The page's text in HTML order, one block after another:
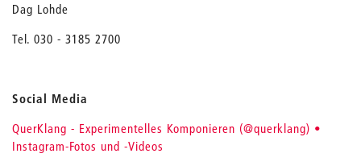
Dag Lohde
Tel. 030 - 3185 2700
Social Media
QuerKlang - Experimentelles Komponieren (@querklang) •
Instagram-Fotos und -Videos